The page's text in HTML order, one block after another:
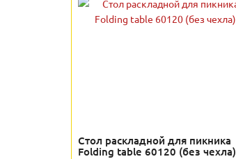
Стол раскладной для пикника
Folding table 60120 (без чехла)